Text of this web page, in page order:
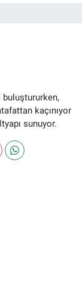
buluştururken,
kaçınıyor
sunuyor.